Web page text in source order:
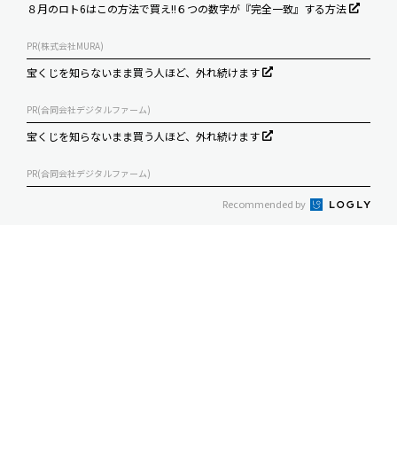
８月のロト6はこの方法で買え!!６つの数字が『完全一致』する方法
PR(株式会社MURA)
宝くじを知らないまま買う人ほど、外れ続けます
PR(合同会社デジタルファーム)
宝くじを知らないまま買う人ほど、外れ続けます
PR(合同会社デジタルファーム)
Recommended by